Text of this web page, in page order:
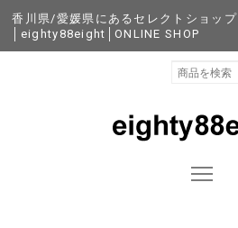
香川県/愛媛県にあるセレクトショップ
│eighty88eight│ONLINE SHOP